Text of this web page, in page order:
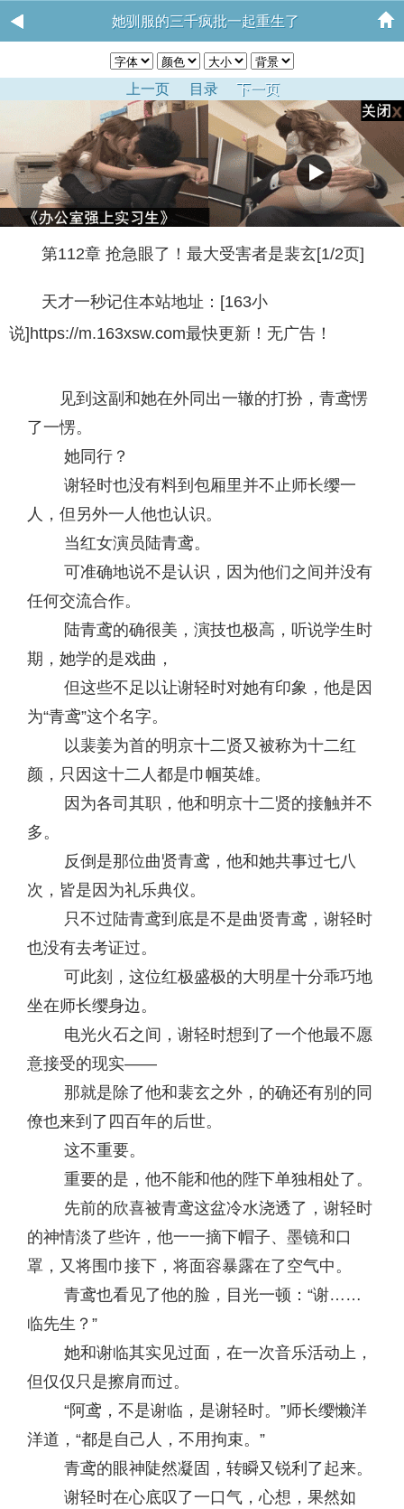
她驯服的三千疯批一起重生了
上一页 目录 下一页
第112章 抢急眼了！最大受害者是裴玄[1/2页]
天才一秒记住本站地址：[163小
说]https://m.163xsw.com最快更新！无广告！
见到这副和她在外同出一辙的打扮，青鸢愣
了一愣。
她同行？
谢轻时也没有料到包厢里并不止师长缨一
人，但另外一人他也认识。
当红女演员陆青鸢。
可准确地说不是认识，因为他们之间并没有
任何交流合作。
陆青鸢的确很美，演技也极高，听说学生时
期，她学的是戏曲，
但这些不足以让谢轻时对她有印象，他是因
为“青鸢”这个名字。
以裴姜为首的明京十二贤又被称为十二红
颜，只因这十二人都是巾帼英雄。
因为各司其职，他和明京十二贤的接触并不
多。
反倒是那位曲贤青鸢，他和她共事过七八
次，皆是因为礼乐典仪。
只不过陆青鸢到底是不是曲贤青鸢，谢轻时
也没有去考证过。
可此刻，这位红极盛极的大明星十分乖巧地
坐在师长缨身边。
电光火石之间，谢轻时想到了一个他最不愿
意接受的现实——
那就是除了他和裴玄之外，的确还有别的同
僚也来到了四百年的后世。
这不重要。
重要的是，他不能和他的陛下单独相处了。
先前的欣喜被青鸢这盆冷水浇透了，谢轻时
的神情淡了些许，他一一摘下帽子、墨镜和口
罩，又将围巾接下，将面容暴露在了空气中。
青鸢也看见了他的脸，目光一顿：“谢……
临先生？”
她和谢临其实见过面，在一次音乐活动上，
但仅仅只是擦肩而过。
“阿鸢，不是谢临，是谢轻时。”师长缨懒洋
洋道，“都是自己人，不用拘束。”
青鸢的眼神陡然凝固，转瞬又锐利了起来。
谢轻时在心底叹了一口气，心想，果然如